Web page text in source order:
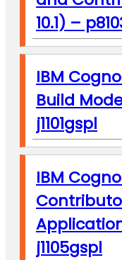
10.1) –
IBM
Build
j1101gspl
IBM
j1105gspl